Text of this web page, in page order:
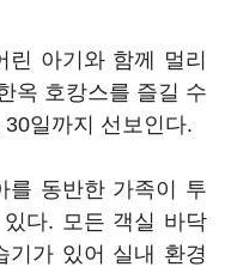
아기와 함께 멀리
옥 호캉스를 즐길 수
일까지 선보인다.
를 동반한 가족이 투
다. 모든 객실 바닥
기가 있어 실내 환경